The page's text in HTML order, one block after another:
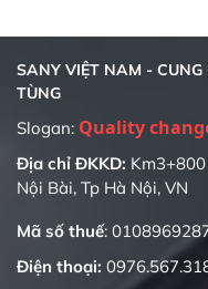
SANY VIỆT NAM -
TÙNG
Slogan:
Địa chỉ ĐKKD:
Nội Bài, Tp Hà Nội, VN
Mã số thuế:
Điện thoại: